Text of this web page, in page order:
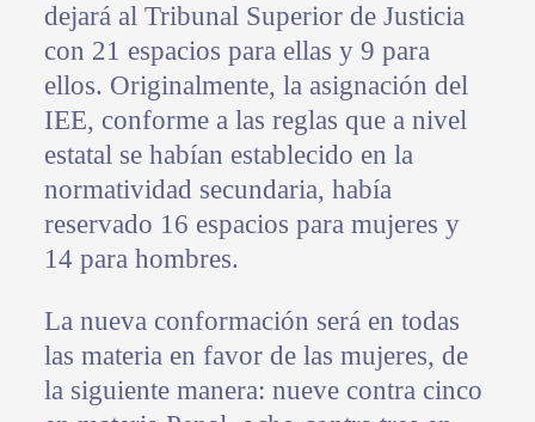
dejará al Tribunal Superior de Justicia
con 21 espacios para ellas y 9 para
ellos. Originalmente, la asignación del
IEE, conforme a las reglas que a nivel
estatal se habían establecido en la
normatividad secundaria, había
reservado 16 espacios para mujeres y
14 para hombres.
La nueva conformación será en todas
las materia en favor de las mujeres, de
la siguiente manera: nueve contra cinco